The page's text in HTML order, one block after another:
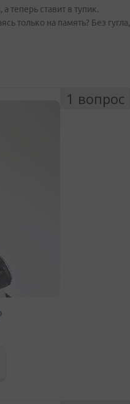
теперь ставит в тупик.
только на память? Без гугла,